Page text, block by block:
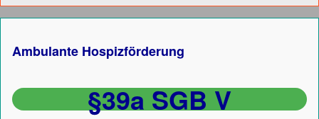
Ambulante Hospizförderung
§39a SGB V